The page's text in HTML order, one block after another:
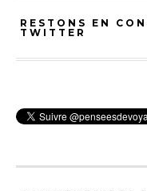
RESTONS EN
TWITTER